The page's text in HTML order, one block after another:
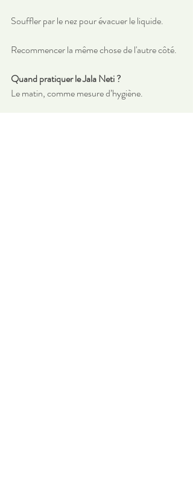
Souffler par le nez pour évacuer le liquide.
Recommencer la même chose de l'autre côté.
Quand pratiquer le Jala Neti ?
Le matin, comme mesure d’hygiène.